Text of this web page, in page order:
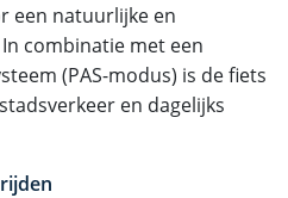
een natuurlijke en
combinatie met een
(PAS-modus) is de fiets
en dagelijks